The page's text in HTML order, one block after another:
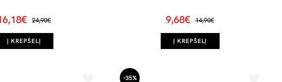
24,90€
Į KREPŠELĮ
9,68€ 14,90€
Į KREPŠELĮ
-35%